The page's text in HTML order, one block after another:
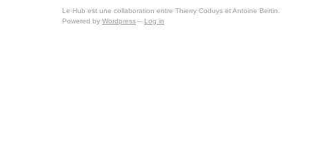
Le Hub est une collaboration entre Thierry Coduys et Antoine Bertin.
Powered by Wordpress – Log in